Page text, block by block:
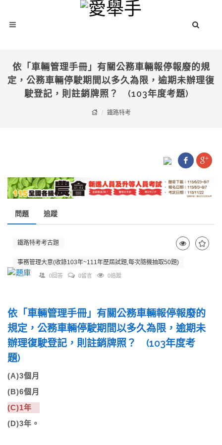
依「車輛管理手冊」有關公務車輛報停報廢的規
定，公務車輛停駛期間以多久為限，逾期未辦理復
駛登記，則註銷牌照？ (103年度考題)
鐵路特考
問題 追蹤
鐵路特考考古題
事務管理大意(收錄103年~111年歷屆試題,每次隨機抽取50題)
0回答 0留言 0追蹤
依「車輛管理手冊」有關公務車輛報停報廢的
規定，公務車輛停駛期間以多久為限，逾期未
辦理復駛登記，則註銷牌照？ (103年度考
題)
(A)3個月
(B)6個月
(C)1年
(D)3年。